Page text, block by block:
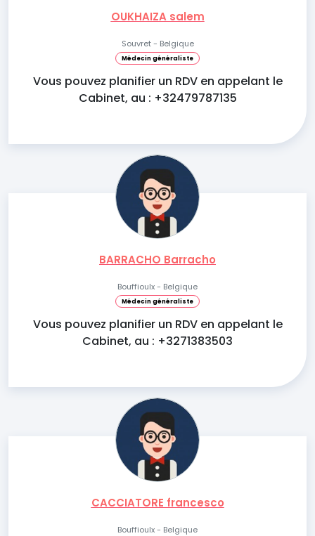
OUKHAIZA salem
Souvret - Belgique
Médecin généraliste
Vous pouvez planifier un RDV en appelant le
Cabinet, au : +32479787135
BARRACHO Barracho
Bouffioulx - Belgique
Médecin généraliste
Vous pouvez planifier un RDV en appelant le
Cabinet, au : +3271383503
CACCIATORE francesco
Bouffioulx - Belgique